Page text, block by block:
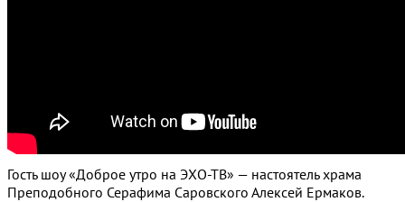
Гость шоу «Доброе утро на ЭХО-ТВ» — настоятель храма
Преподобного Серафима Саровского Алексей Ермаков.